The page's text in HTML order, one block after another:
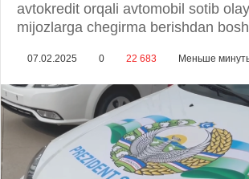
avtokredit orqali avtomobil sotib
mijozlarga chegirma berishdan
07.02.2025 0 22 683 Меньше